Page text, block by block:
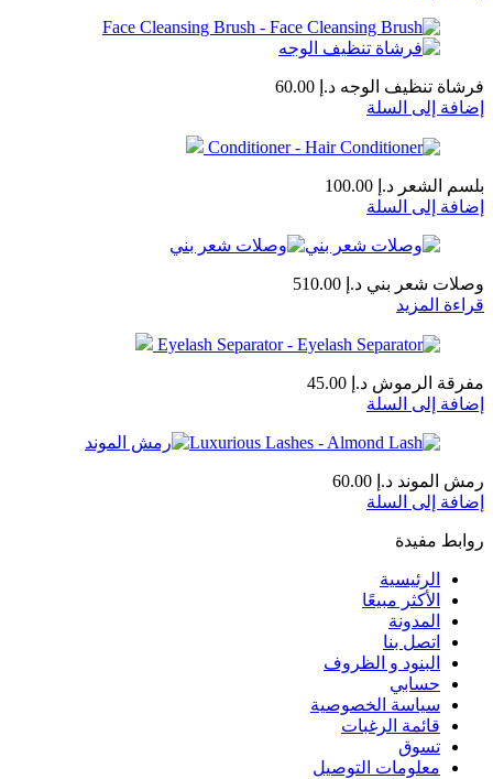
فرشاة تنظيف الوجه د.إ
إضافة إلى السلة
بلسم الشعر د.إ
إضافة إلى السلة
وصلات شعر بني د.إ
قراءة المزيد
مفرقة الرموش د.إ
إضافة إلى السلة
رمش الموند د.إ
إضافة إلى السلة
روابط مفيدة
الرئيسية
الأكثر مبيعًا
المدونة
اتصل بنا
البنود و الظروف
حسابي
سياسة الخصوصية
قائمة الرغبات
تسوق
معلومات التوصيل